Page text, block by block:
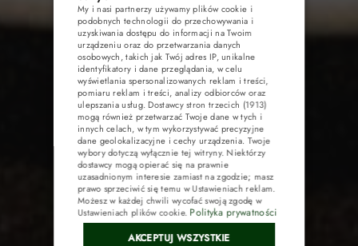
KONFERENCJE
ATRAKCJE
GALERIA
KONTAKT
Pakiety
POLISH
ENGLISH
CZECH
My i nasi partnerzy używamy plików cookie i
podobnych technologii do przechowywania i
uzyskiwania dostępu do informacji na Twoim
urządzeniu oraz do przetwarzania danych
osobowych, takich jak Twój adres IP, unikalne
identyfikatory i dane przeglądania, w celu
wyświetlania spersonalizowanych reklam i treści,
pomiaru reklam i treści, analizy odbiorców oraz
ulepszania usług. Dostawcy stron trzecich (1913)
mogą również przetwarzać Twoje dane w tych i
innych celach, w tym wykorzystywać precyzyjne
dane geolokalizacyjne i cechy urządzenia. Twoje
wybory dotyczą wyłącznie tej witryny. Niektórzy
dostawcy mogą opierać się na prawnie
uzasadnionym interesie zamiast na zgodzie; masz
prawo sprzeciwić się temu wUstawieniach reklam.
Możesz w każdej chwili wycofać swoją zgodę w
Ustawieniach plików cookie. Polityka prywatności
AKCEPTUJ WSZYSTKIE